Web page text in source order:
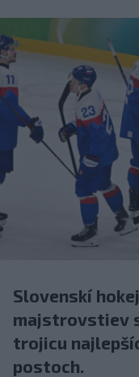
Slovenskí
majstrovstiev
trojicu
postoch.